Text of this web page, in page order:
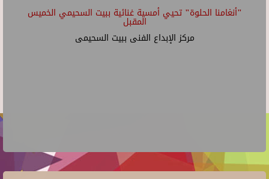
"أنغامنا الحلوة" تحيي أمسية غنائية ببيت السحيمي الخميس
المقبل
مركز الإبداع الفنى ببيت السحيمى